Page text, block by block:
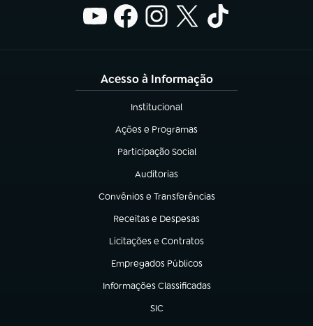
Acesso à Informação
Institucional
(abre em nova aba)
Ações e Programas
(abre em nova aba)
Participação Social
(abre em nova aba)
Auditorias
(abre em nova aba)
Convênios e Transferências
(abre em nova aba)
Receitas e Despesas
(abre em nova aba)
Licitações e Contratos
(abre em nova aba)
Empregados Públicos
(abre em nova aba)
Informações Classificadas
(abre em nova aba)
SIC
(abre em nova aba)